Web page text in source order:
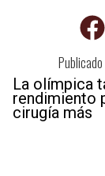
Publicado
La olímpica
rendimiento
cirugía más